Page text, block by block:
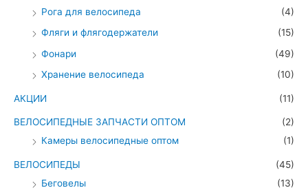
Рога для велосипеда
(4)
Фляги и флягодержатели
(15)
Фонари
(49)
Хранение велосипеда
(10)
АКЦИИ (11)
ВЕЛОСИПЕДНЫЕ ЗАПЧАСТИ ОПТОМ
(2)
Камеры велосипедные оптом
(1)
ВЕЛОСИПЕДЫ
(45)
Беговелы
(13)